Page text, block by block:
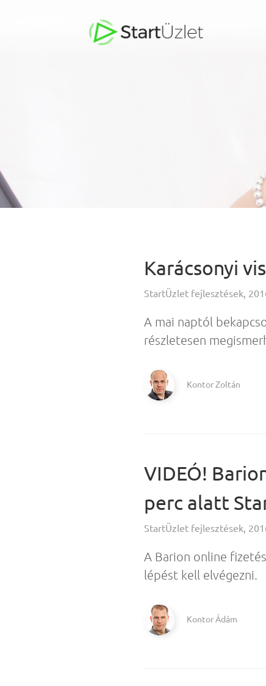
Karácsonyi
StartÜzlet fejlesztések,
A mai naptól
részletesen
Kontor Zoltán
VIDEÓ!
perc alatt
StartÜzlet fejlesztések,
A Barion online
lépést kell elvégezni.
Kontor Ádám